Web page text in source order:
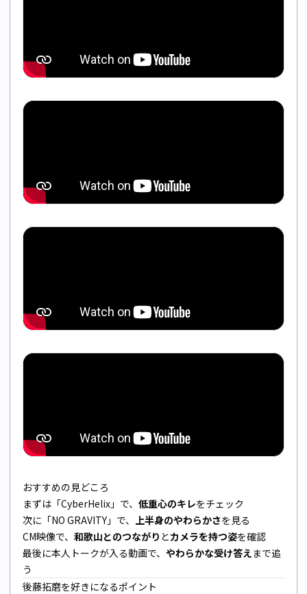
おすすめの見どころ
まずは「CyberHelix」で、 低重心のキレをチェック
次に「NO GRAVITY」で、
上半身のやわらかさを見る
CM映像で、 和歌山とのつながり とカメラを持つ姿を確認
最後に本人トークが入る動画で、 やわらかな受け答えまで追
う
後藤拓磨を好きになるポイント